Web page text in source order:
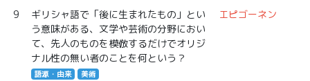
9
ギリシャ語で「後に生まれたもの」とい
う意味がある、文学や芸術の分野におい
て、先人のものを模倣するだけでオリジ
ナル性の無い者のことを何という？
語源・由来 美術
エピゴーネン